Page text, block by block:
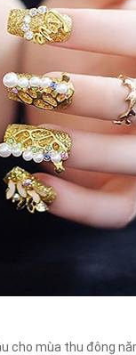
cho mùa thu đông